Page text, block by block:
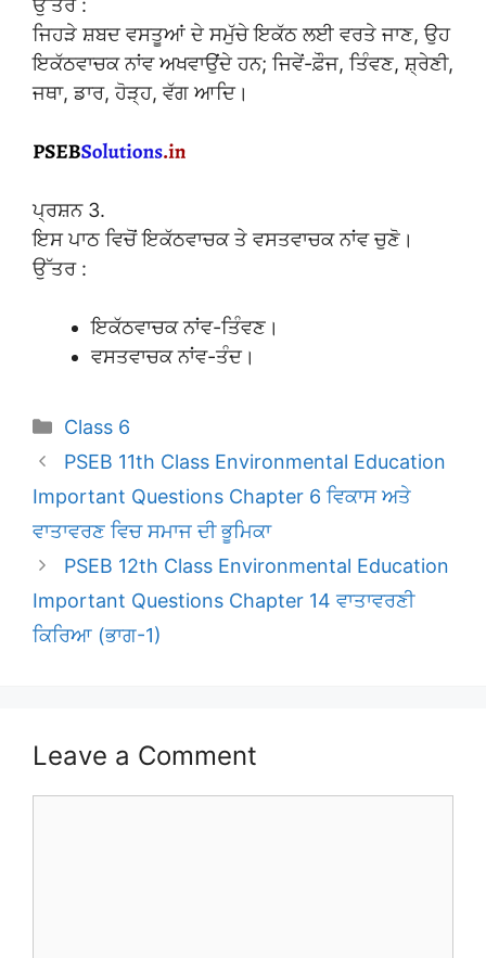
ਉੱਤਰ :
ਜਿਹੜੇ ਸ਼ਬਦ ਵਸਤੂਆਂ ਦੇ ਸਮੁੱਚੇ ਇਕੱਠ ਲਈ ਵਰਤੇ ਜਾਣ, ਉਹ
ਇਕੱਠਵਾਚਕ ਨਾਂਵ ਅਖਵਾਉਂਦੇ ਹਨ; ਜਿਵੇਂ-ਫ਼ੌਜ, ਤਿੰਵਣ, ਸ਼੍ਰੇਣੀ,
ਜਥਾ, ਡਾਰ, ਹੋੜ੍ਹ, ਵੱਗ ਆਦਿ।
ਪ੍ਰਸ਼ਨ 3.
ਇਸ ਪਾਠ ਵਿਚੋਂ ਇਕੱਠਵਾਚਕ ਤੇ ਵਸਤਵਾਚਕ ਨਾਂਵ ਚੁਣੋ।
ਉੱਤਰ :
ਇਕੱਠਵਾਚਕ ਨਾਂਵ-ਤਿੰਵਣ।
ਵਸਤਵਾਚਕ ਨਾਂਵ-ਤੰਦ।
Categories
Class 6
PSEB 11th Class Environmental Education
Important Questions Chapter 6 ਵਿਕਾਸ ਅਤੇ
ਵਾਤਾਵਰਣ ਵਿਚ ਸਮਾਜ ਦੀ ਭੂਮਿਕਾ
PSEB 12th Class Environmental Education
Important Questions Chapter 14 ਵਾਤਾਵਰਣੀ
ਕਿਰਿਆ (ਭਾਗ-1)
Leave a Comment